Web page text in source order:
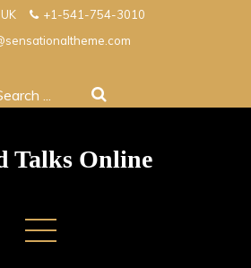
+1-541-754-3010
Talks Online